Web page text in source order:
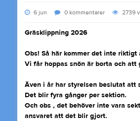
6 jun 0 kommentarer 2739
Gräsklippning 2026
Obs! Så här kommer det inte
Vi får hoppas snön är borta och
Även i år har styrelsen beslutat att
Det blir fyra gånger per sektion.
Och obs , det behöver inte vara
ansvaret att det blir gjort.